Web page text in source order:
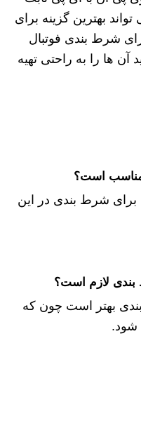
بهترین گزینه برای
شرط بندی فوتبال
ها را به راحتی تهیه
مناسب است؟
برای شرط بندی در این
بندی لازم است؟
بهتر است چون که